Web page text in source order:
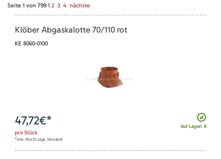
Seite 1 von 799 1 2 3 4 nächste
Klöber Abgaskalotte 70/110 rot
KE 8060-0100
Auf Lager: 9
47,72€*
pro Stück
*inkl. MwSt zzgl. Versand